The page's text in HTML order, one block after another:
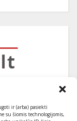
ir (arba) pasiekti
su šiomis technologijomis,